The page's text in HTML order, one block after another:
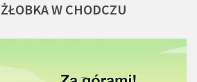
ŻŁOBKAW CHODCZU